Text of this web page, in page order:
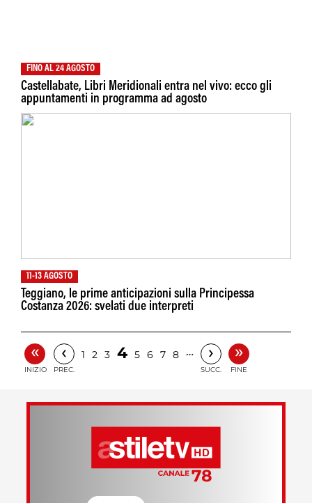
FINO AL 24 AGOSTO
Castellabate, Libri Meridionali entra nel vivo: ecco gli
appuntamenti in programma ad agosto
11-13 AGOSTO
Teggiano, le prime anticipazioni sulla Principessa
Costanza 2026: svelati due interpreti
«
INIZIO
‹
PREC.
1 2 3 4 5 6 7 8 … ›
SUCC.
»
FINE